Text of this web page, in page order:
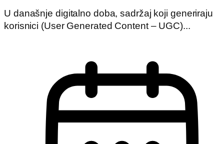
U današnje digitalno doba, sadržaj koji generiraju
korisnici (User Generated Content – UGC)...